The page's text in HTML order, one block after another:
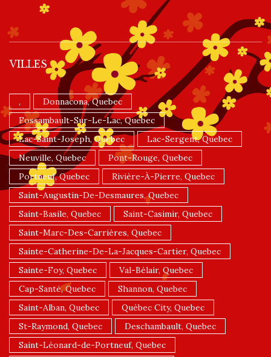
VILLES
,
Donnacona, Quebec
Fossambault-Sur-Le-Lac, Quebec
Lac-Saint-Joseph, Quebec
Lac-Sergent, Quebec
Neuville, Quebec
Pont-Rouge, Quebec
Portneuf, Quebec
Rivière-À-Pierre, Quebec
Saint-Augustin-De-Desmaures, Quebec
Saint-Basile, Quebec
Saint-Casimir, Quebec
Saint-Marc-Des-Carrières, Quebec
Sainte-Catherine-De-La-Jacques-Cartier, Quebec
Sainte-Foy, Quebec
Val-Bélair, Quebec
Cap-Santé, Quebec
Shannon, Quebec
Saint-Alban, Quebec
Québec City, Quebec
St-Raymond, Quebec
Deschambault, Quebec
Saint-Léonard-de-Portneuf, Quebec